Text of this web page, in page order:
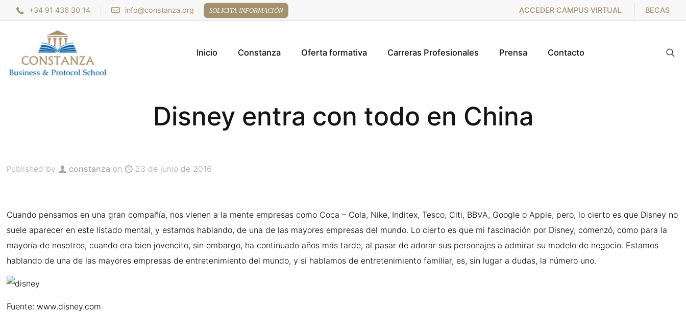
+34 91 436 30 14 info@constanza.org SOLICITA INFORMACIÓN ACCEDER CAMPUS VIRTUAL BECAS
Inicio Constanza Oferta formativa Carreras Profesionales Prensa Contacto
Disney entra con todo en China
Published by constanza on 23 de junio de 2016
Cuando pensamos en una gran compañía, nos vienen a la mente empresas como Coca – Cola, Nike, Inditex, Tesco, Citi, BBVA, Google o Apple, pero, lo cierto es que Disney no
suele aparecer en este listado mental, y estamos hablando, de una de las mayores empresas del mundo. Lo cierto es que mi fascinación por Disney, comenzó, como para la
mayoría de nosotros, cuando era bien jovencito, sin embargo, ha continuado años más tarde, al pasar de adorar sus personajes a admirar su modelo de negocio. Estamos
hablando de una de las mayores empresas de entretenimiento del mundo, y si hablamos de entretenimiento familiar, es, sin lugar a dudas, la número uno.
Fuente: www.disney.com